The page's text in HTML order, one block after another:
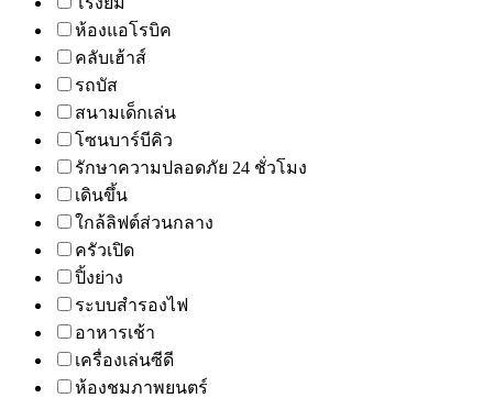
ห้องแอโรบิค
คลับเฮ้าส์
รถบัส
สนามเด็กเล่น
โซนบาร์บีคิว
รักษาความปลอดภัย 24 ชั่วโมง
เดินขึ้น
ใกล้ลิฟต์ส่วนกลาง
ครัวเปิด
ปิ้งย่าง
ระบบสำรองไฟ
อาหารเช้า
เครื่องเล่นซีดี
ห้องชมภาพยนตร์